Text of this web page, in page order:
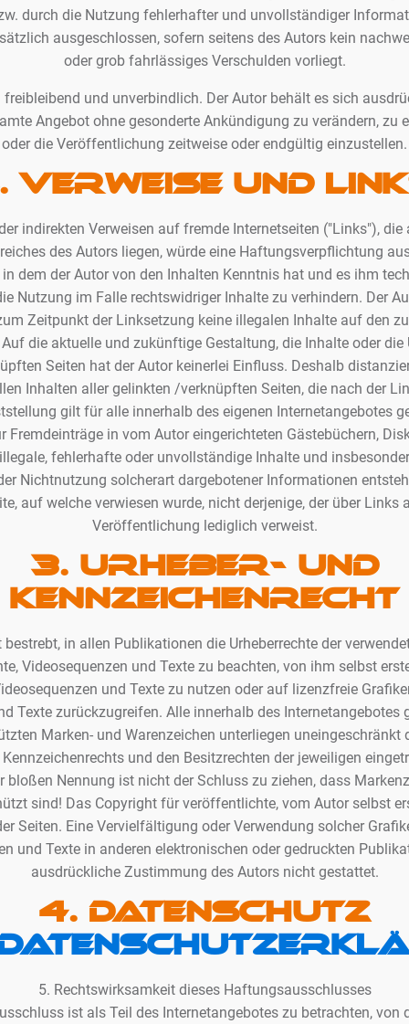
durch die Nutzung fehlerhafter und unvollständiger
ausgeschlossen, sofern seitens des Autors kein
oder grob fahrlässiges Verschulden vorliegt.
und unverbindlich. Der Autor behält es sich
Angebot ohne gesonderte Ankündigung zu verändern, zu
oder die Veröffentlichung zeitweise oder endgültig einzustellen.
Verweise und
indirekten Verweisen auf fremde Internetseiten ("Links"), die
des Autors liegen, würde eine Haftungsverpflichtung
dem der Autor von den Inhalten Kenntnis hat und es ihm
Nutzung im Falle rechtswidriger Inhalte zu verhindern. Der
Zeitpunkt der Linksetzung keine illegalen Inhalte auf den
die aktuelle und zukünftige Gestaltung, die Inhalte oder die
Seiten hat der Autor keinerlei Einfluss. Deshalb
Inhalten aller gelinkten /verknüpften Seiten, die nach der
gilt für alle innerhalb des eigenen Internetangebotes
Fremdeinträge in vom Autor eingerichteten Gästebüchern,
fehlerhafte oder unvollständige Inhalte und
Nichtnutzung solcherart dargebotener Informationen
auf welche verwiesen wurde, nicht derjenige, der über Links
Veröffentlichung lediglich verweist.
3. Urheber- und
Kennzeichenrecht
bestrebt, in allen Publikationen die Urheberrechte der
Videosequenzen und Texte zu beachten, von ihm selbst
und Texte zu nutzen oder auf lizenzfreie
Texte zurückzugreifen. Alle innerhalb des Internetangebotes
Marken- und Warenzeichen unterliegen uneingeschränkt
und den Besitzrechten der jeweiligen
bloßen Nennung ist nicht der Schluss zu ziehen, dass
sind! Das Copyright für veröffentlichte, vom Autor selbst
Seiten. Eine Vervielfältigung oder Verwendung solcher
und Texte in anderen elektronischen oder gedruckten
ausdrückliche Zustimmung des Autors nicht gestattet.
4. Datenschutz
5. Rechtswirksamkeit dieses Haftungsausschlusses
ist als Teil des Internetangebotes zu betrachten, von